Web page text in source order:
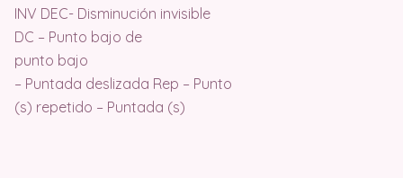
INV DEC- Disminución invisible
DC – Punto bajo de
punto bajo
– Puntada deslizada Rep – Punto
(s) repetido – Puntada (s)